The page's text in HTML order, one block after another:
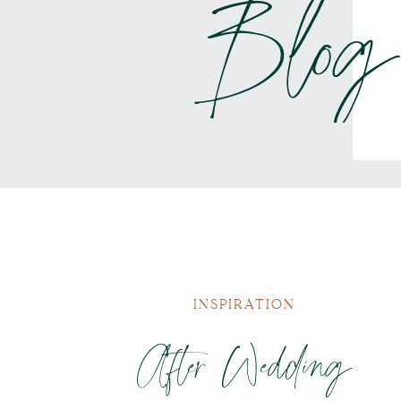
Blog
INSPIRATION
After Wedding